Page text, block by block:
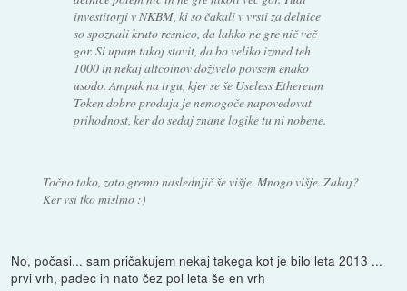
investitorji v NKBM, ki so čakali v vrsti za delnice
so spoznali kruto resnico, da lahko ne gre nič več
gor. Si upam takoj stavit, da bo veliko izmed teh
1000 in nekaj altcoinov doživelo povsem enako
usodo. Ampak na trgu, kjer se še Useless Ethereum
Token dobro prodaja je nemogoče napovedovat
prihodnost, ker do sedaj znane logike tu ni nobene.
Točno tako, zato gremo naslednjič še višje. Mnogo višje. Zakaj?
Ker vsi tko mislmo :)
No, počasi... sam pričakujem nekaj takega kot je bilo leta 2013 ...
prvi vrh, padec in nato čez pol leta še en vrh